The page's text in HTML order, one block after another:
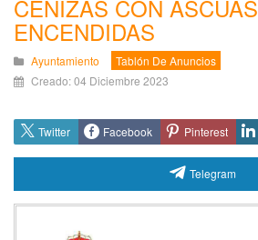
CENIZAS CON ASCUAS
ENCENDIDAS
Ayuntamiento
Tablón De Anuncios
Creado: 04 Diciembre 2023
Twitter Facebook Pinterest
Telegram